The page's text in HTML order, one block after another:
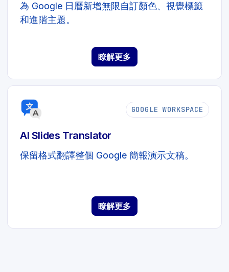
為 Google 日曆新增無限自訂顏色、視覺標籤
和進階主題。
瞭解更多
GOOGLE WORKSPACE
AI Slides Translator
保留格式翻譯整個 Google 簡報演示文稿。
瞭解更多